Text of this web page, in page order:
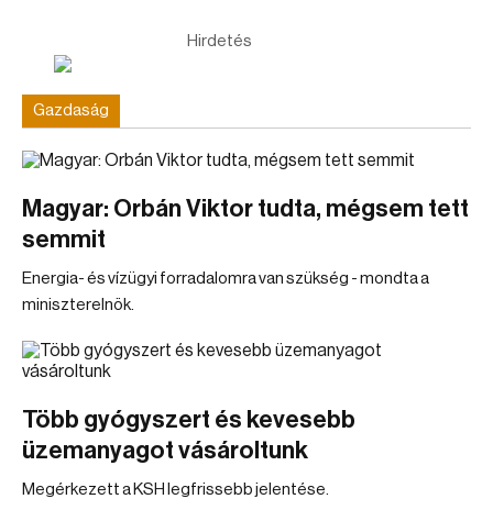
Hirdetés
Gazdaság
Magyar: Orbán Viktor tudta, mégsem tett
semmit
Energia- és vízügyi forradalomra van szükség - mondta a
miniszterelnök.
Több gyógyszert és kevesebb
üzemanyagot vásároltunk
Megérkezett a KSH legfrissebb jelentése.